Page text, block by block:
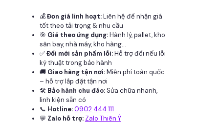
💰Đơn giá linh hoạt:Liên hệ để nhận giá
tốt theo tải trọng & nhu cầu
🎯 Giá theo ứng dụng:Hành lý, pallet, kho
sân bay, nhà máy, kho hàng...
✅Đổi mới sản phẩm lỗi:Hỗ trợ đổi nếu lỗi
kỹ thuật trong bảo hành
🚚 Giao hàng tận nơi:Miễn phí toàn quốc
– hỗ trợ lắp đặt tận nơi
🛠 Bảo hành chu đáo:Sửa chữa nhanh,
linh kiện sẵn có
📞 Hotline:0902 444 111
💬 Zalo hỗ trợ: Zalo Thiên Ý